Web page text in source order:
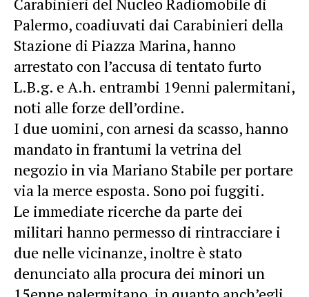
Palermo, coadiuvati dai Carabinieri della
Stazione di Piazza Marina, hanno
arrestato con l’accusa di tentato furto
L.B.g. e A.h. entrambi 19enni palermitani,
noti alle forze dell’ordine.
I due uomini, con arnesi da scasso, hanno
mandato in frantumi la vetrina del
negozio in via Mariano Stabile per portare
via la merce esposta. Sono poi fuggiti.
Le immediate ricerche da parte dei
militari hanno permesso di rintracciare i
due nelle vicinanze, inoltre è stato
denunciato alla procura dei minori un